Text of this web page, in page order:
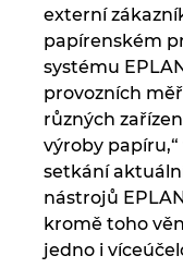
externí
papírenském
systému
provozních
různých
výroby
setkání
nástrojů
kromě toho
jedno i